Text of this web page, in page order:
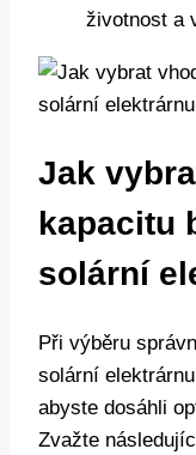
životnost a
Jak
kapacitu
solární
Při výběru
solární
abyste dosáhli
Zvažte